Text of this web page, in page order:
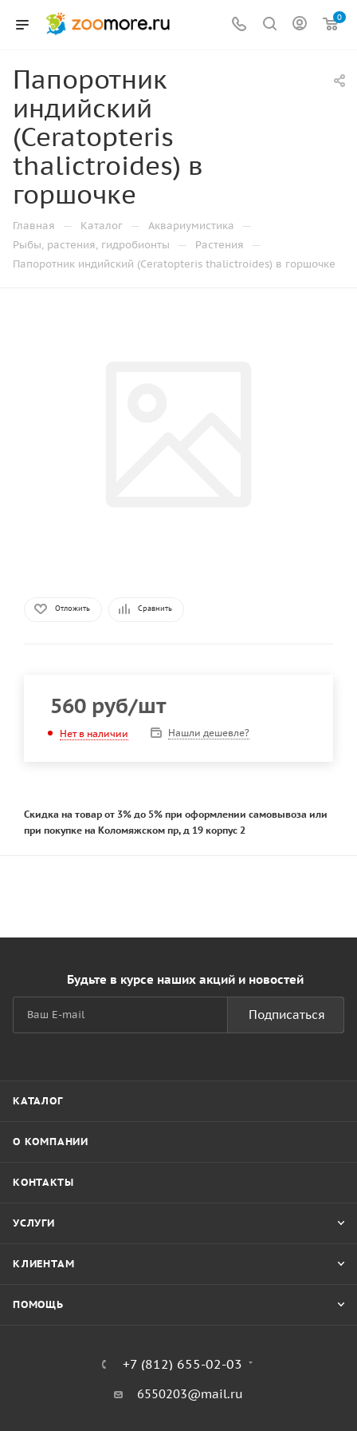
0
Папоротник
индийский
(Ceratopteris
thalictroides) в
горшочке
Главная — Каталог — Аквариумистика —
Рыбы, растения, гидробионты — Растения —
Папоротник индийский (Ceratopteris thalictroides) в горшочке
Отложить Сравнить
560 руб/шт
Нет в наличии Нашли дешевле?
Скидка на товар от 3% до 5% при оформлении самовывоза или
при покупке на Коломяжском пр, д 19 корпус 2
Будьте в курсе наших акций и новостей
Подписаться
КАТАЛОГ
О КОМПАНИИ
КОНТАКТЫ
УСЛУГИ
КЛИЕНТАМ
ПОМОЩЬ
+7 (812) 655-02-03
6550203@mail.ru